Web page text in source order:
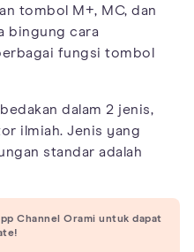
tombol M+, MC, dan
bingung cara
fungsi tombol
dalam 2 jenis,
ilmiah. Jenis yang
standar adalah
Channel Orami untuk dapat